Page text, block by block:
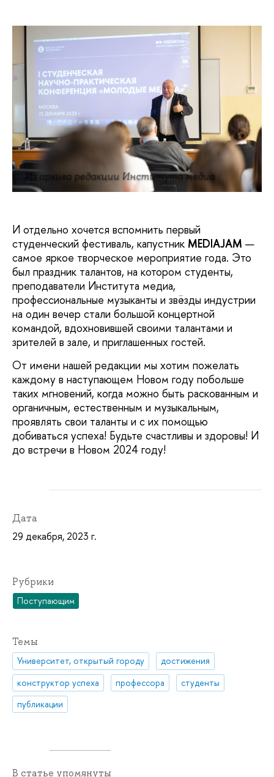
Из архива редакции Института медиа
И отдельно хочется вспомнить первый
студенческий фестиваль, капустник MEDIAJAM —
самое яркое творческое мероприятие года. Это
был праздник талантов, на котором студенты,
преподаватели Института медиа,
профессиональные музыканты и звёзды индустрии
на один вечер стали большой концертной
командой, вдохновившей своими талантами и
зрителей в зале, и приглашенных гостей.
От имени нашей редакции мы хотим пожелать
каждому в наступающем Новом году побольше
таких мгновений, когда можно быть раскованным и
органичным, естественным и музыкальным,
проявлять свои таланты и с их помощью
добиваться успеха! Будьте счастливы и здоровы! И
до встречи в Новом 2024 году!
Дата
29 декабря, 2023 г.
Рубрики
Поступающим
Темы
Университет, открытый городу
достижения
конструктор успеха
профессора
студенты
публикации
В статье упомянуты